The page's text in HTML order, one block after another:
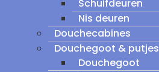
Schuifdeuren
Nis deuren
Douchecabines
Douchegoot & putjes
Douchegoot